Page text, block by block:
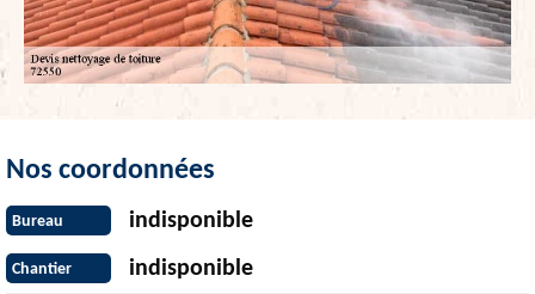
Nos coordonnées
Bureau indisponible
Chantier indisponible